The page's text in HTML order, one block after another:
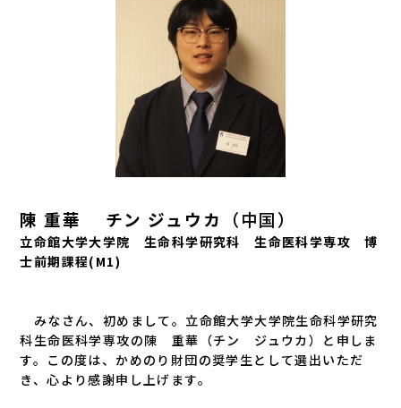
陳 重華 チン ジュウカ （中国）
立命館大学大学院 生命科学研究科 生命医科学専攻 博
士前期課程(M1)
みなさん、初めまして。立命館大学大学院生命科学研究
科生命医科学専攻の陳 重華（チン ジュウカ）と申しま
す。この度は、かめのり財団の奨学生として選出いただ
き、心より感謝申し上げます。